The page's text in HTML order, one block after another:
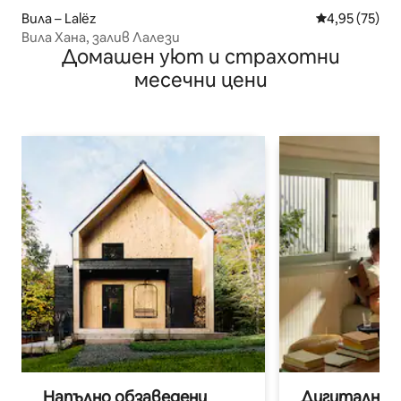
Вила – Lalëz Средна
4,95 (75)
Вила Хана, залив Лалези
Домашен уют и страхотни
месечни цени